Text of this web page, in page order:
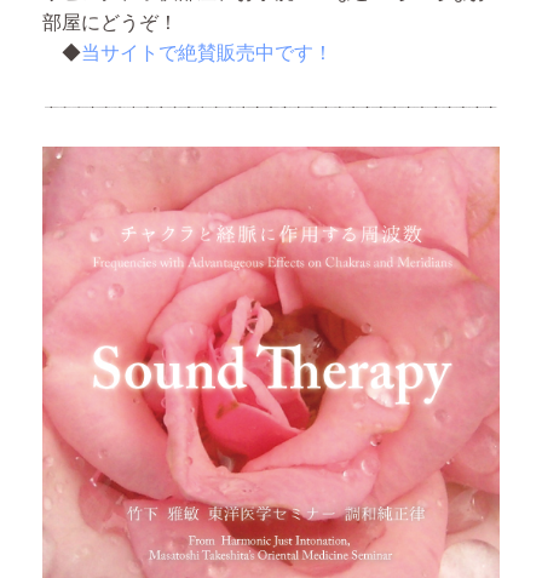
部屋にどうぞ！
◆当サイトで絶賛販売中です！